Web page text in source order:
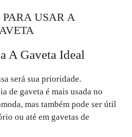
PARA USAR A
A Gaveta Ideal
será sua prioridade.
de gaveta é mais usada no
mas também pode ser útil
ou até em gavetas de